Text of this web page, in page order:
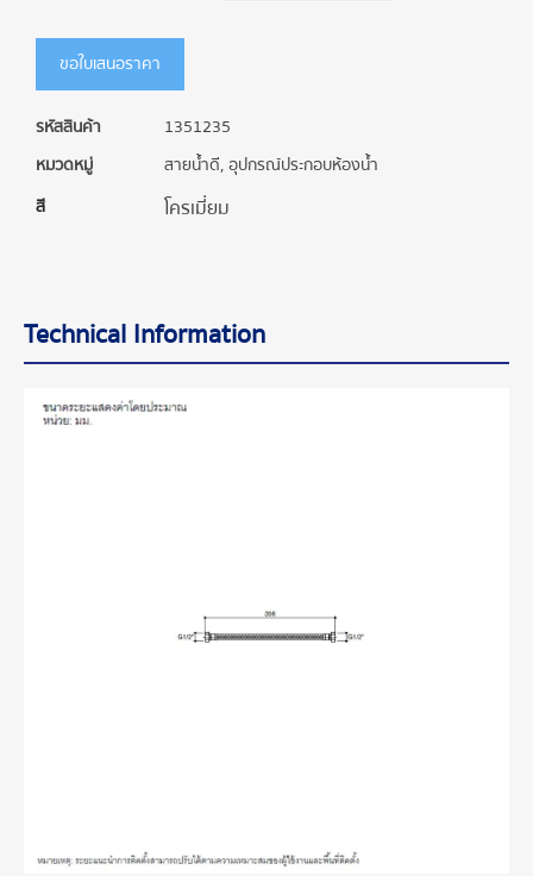
ขอใบเสนอราคา
รหัสสินค้า
1351235
หมวดหมู่
สายน้ำดี,อุปกรณ์ประกอบห้องน้ำ
สี โครเมี่ยม
Technical Information